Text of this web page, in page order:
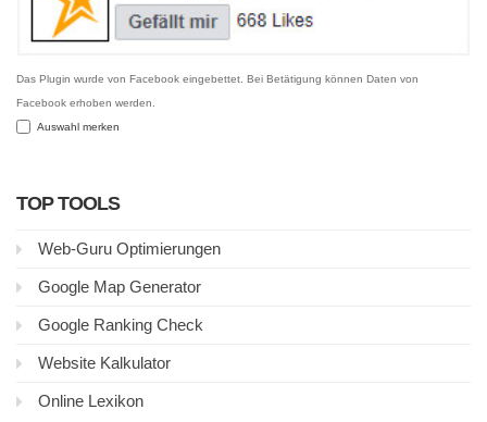
Das Plugin wurde von Facebook eingebettet. Bei Betätigung können Daten von
Facebook erhoben werden.
Auswahl merken
TOP TOOLS
Web-Guru Optimierungen
Google Map Generator
Google Ranking Check
Website Kalkulator
Online Lexikon